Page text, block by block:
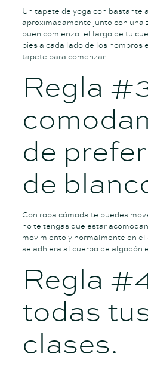
Un tapete de yoga con bastante
aproximadamente junto con una
buen comienzo. el largo de tu
pies a cada lado de los hombros
tapete para comenzar.
Regla
de
de
Con ropa cómoda te puedes
no te tengas que estar
movimiento y normalmente en el
se adhiera al cuerpo de algodón
Regla
todas
clases.